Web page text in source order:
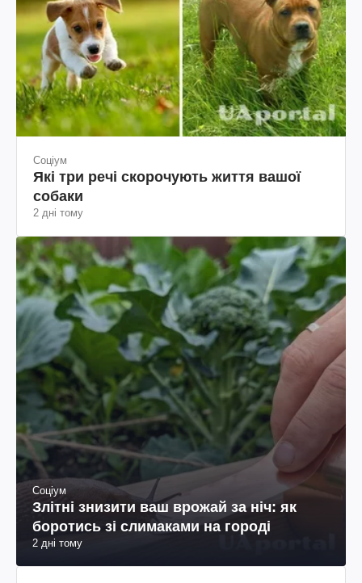
Соціум
Які три речі скорочують життя вашої
собаки
2 дні тому
Соціум
Злітні знизити ваш врожай за ніч: як
боротись зі слимаками на городі
2 дні тому